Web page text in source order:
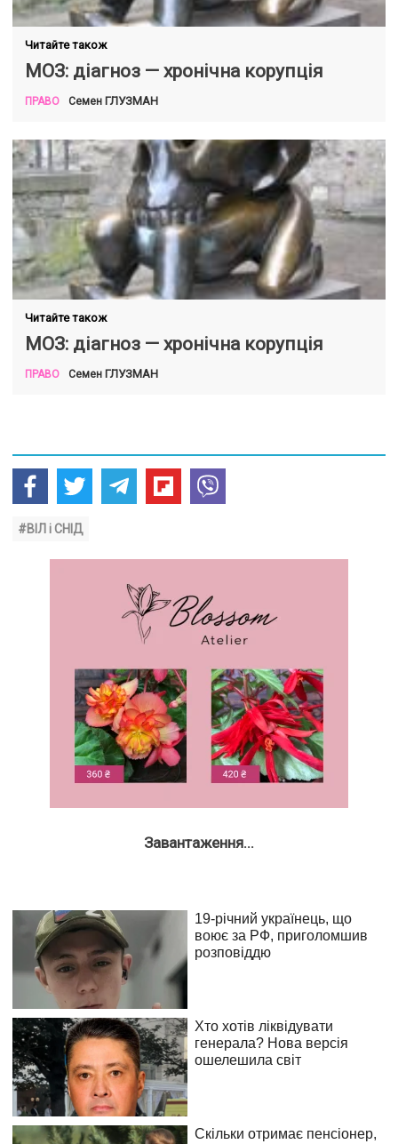
Читайте також
МОЗ: діагноз — хронічна корупція
ПРАВО Семен ГЛУЗМАН
Читайте також
МОЗ: діагноз — хронічна корупція
ПРАВО Семен ГЛУЗМАН
#ВІЛ і СНІД
Завантаження...